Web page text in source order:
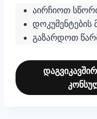
აირჩიოთ
დოკუმენტების
გაზარდოთ